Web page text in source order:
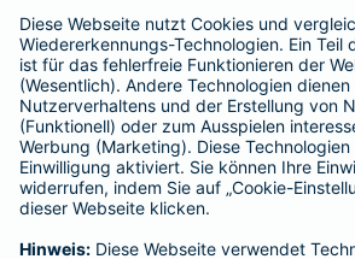
ÜBER BARMENIA
Kontakt
Karriere
Presse
Unternehmen
Anfahrt
Affiliate-Partner werden
Barmenia ist Teil der